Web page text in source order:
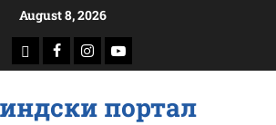
August 8, 2026
доwнлоад
Фацебоок
Инстаграм
Yоутубе
портал